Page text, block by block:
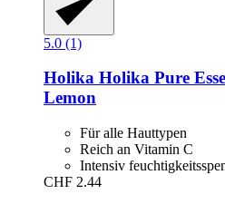
5.0 (1)
Holika Holika Pure
Lemon
Für alle Hauttypen
Reich an Vitamin C
Intensiv
CHF 2.44